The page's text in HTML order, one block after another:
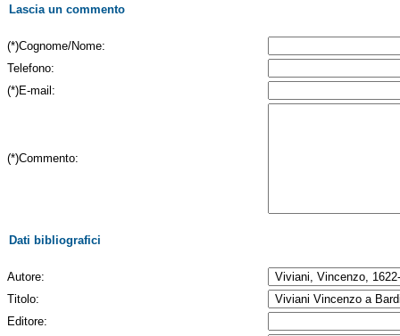
Lascia un commento
(*)Cognome/Nome:
Telefono:
(*)E-mail:
(*)Commento:
Dati bibliografici
Autore:
Titolo:
Editore: